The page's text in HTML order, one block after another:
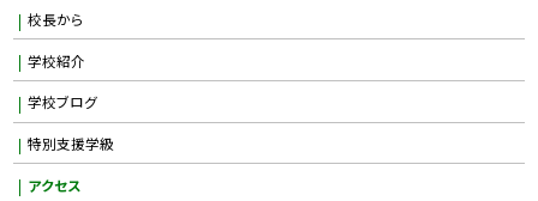
校長から
学校紹介
学校ブログ
特別支援学級
アクセス